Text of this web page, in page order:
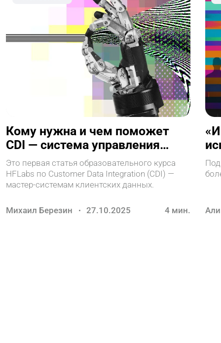
Кому нужна и чем поможет
CDI — система управления
клиентскими данными
Это первая статья образовательного курса
HFLabs по Customer Data Integration (CDI) —
мастер-системам клиентских данных.
Михаил Березин 27.10.2025 4мин.